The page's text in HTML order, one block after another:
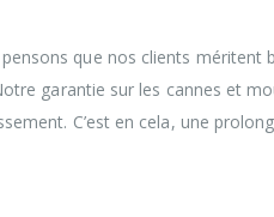
que nos clients méritent
garantie sur les cannes et
C’est en cela, une